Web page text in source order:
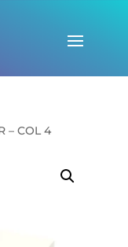
– COL 4